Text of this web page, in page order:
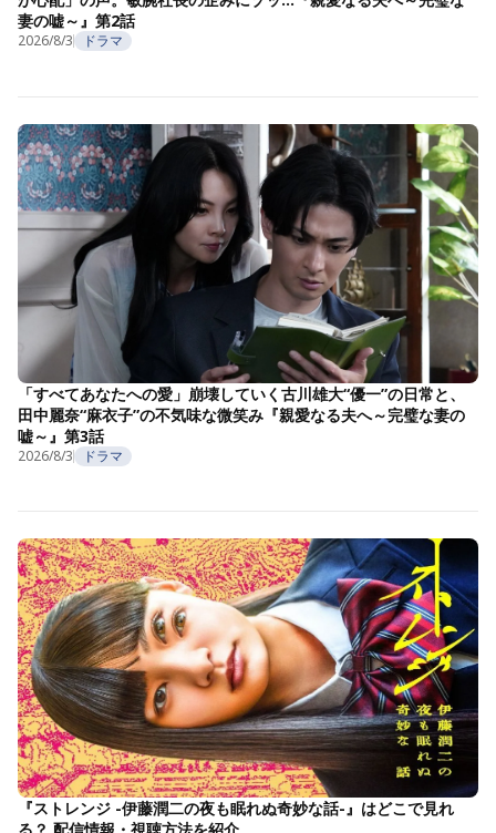
妻の嘘～』第2話
2026/8/3 ドラマ
「すべてあなたへの愛」崩壊していく古川雄大“優一”の日常と、
田中麗奈“麻衣子”の不気味な微笑み『親愛なる夫へ～完璧な妻の
嘘～』第3話
2026/8/3 ドラマ
『ストレンジ -伊藤潤二の夜も眠れぬ奇妙な話-』はどこで見れ